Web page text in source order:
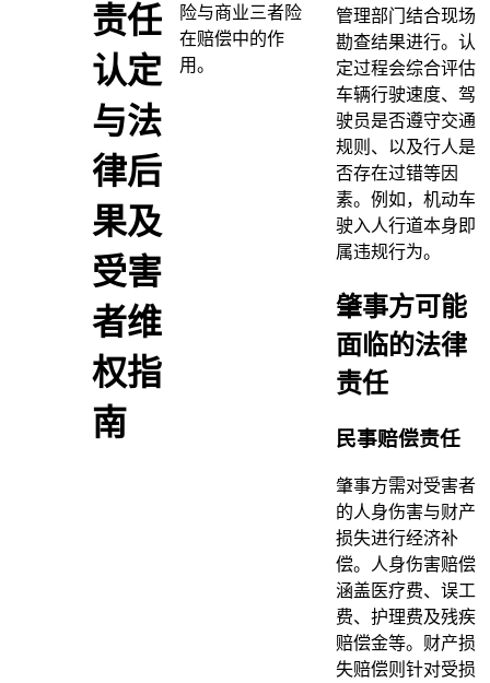
责任
认定
与法
律后
果及
受害
者维
权指
南
险与商业三者险
在赔偿中的作
用。
管理部门结合现场
勘查结果进行。认
定过程会综合评估
车辆行驶速度、驾
驶员是否遵守交通
规则、以及行人是
否存在过错等因
素。例如，机动车
驶入人行道本身即
属违规行为。
肇事方可能
面临的法律
责任
民事赔偿责任
肇事方需对受害者
的人身伤害与财产
损失进行经济补
偿。人身伤害赔偿
涵盖医疗费、误工
费、护理费及残疾
赔偿金等。财产损
失赔偿则针对受损